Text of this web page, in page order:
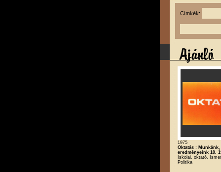
Címkék:
1975
Oktatás : Munkánk,
eredményeink 10.
Iskolai, oktató,
Politika